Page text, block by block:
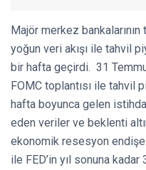
Majör merkez bankalarının
yoğun veri akışı ile tahvil
bir hafta geçirdi. 31
FOMC toplantısı ile tahvil
hafta boyunca gelen
eden veriler ve beklenti
ekonomik resesyon
ile FED’in yıl sonuna